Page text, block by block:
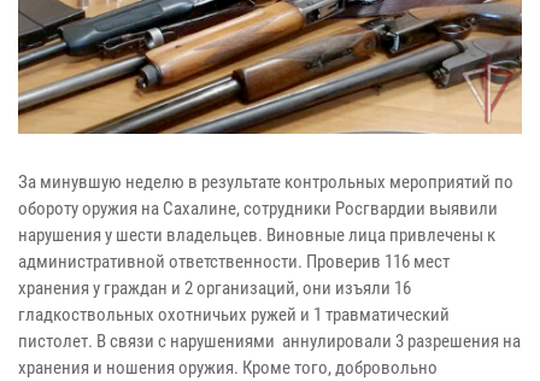
За минувшую неделю в результате контрольных мероприятий по
обороту оружия на Сахалине, сотрудники Росгвардии выявили
нарушения у шести владельцев. Виновные лица привлечены к
административной ответственности. Проверив 116 мест
хранения у граждан и 2 организаций, они изъяли 16
гладкоствольных охотничьих ружей и 1 травматический
пистолет. В связи с нарушениями аннулировали 3 разрешения на
хранения и ношения оружия. Кроме того, добровольно